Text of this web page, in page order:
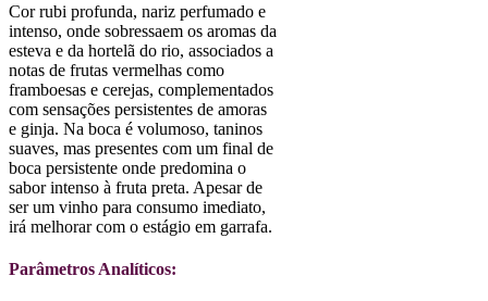
Cor rubi profunda, nariz perfumado e
intenso, onde sobressaem os aromas da
esteva e da hortelã do rio, associados a
notas de frutas vermelhas como
framboesas e cerejas, complementados
com sensações persistentes de amoras
e ginja. Na boca é volumoso, taninos
suaves, mas presentes com um final de
boca persistente onde predomina o
sabor intenso à fruta preta. Apesar de
ser um vinho para consumo imediato,
irá melhorar com o estágio em garrafa.
Parâmetros Analíticos: